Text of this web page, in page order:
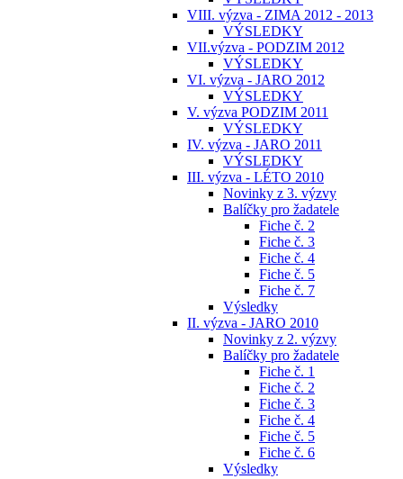
VIII. výzva - ZIMA 2012 - 2013
VÝSLEDKY
VII.výzva - PODZIM 2012
VÝSLEDKY
VI. výzva - JARO 2012
VÝSLEDKY
V. výzva PODZIM 2011
VÝSLEDKY
IV. výzva - JARO 2011
VÝSLEDKY
III. výzva - LÉTO 2010
Novinky z 3. výzvy
Balíčky pro žadatele
Fiche č. 2
Fiche č. 3
Fiche č. 4
Fiche č. 5
Fiche č. 7
Výsledky
II. výzva - JARO 2010
Novinky z 2. výzvy
Balíčky pro žadatele
Fiche č. 1
Fiche č. 2
Fiche č. 3
Fiche č. 4
Fiche č. 5
Fiche č. 6
Výsledky